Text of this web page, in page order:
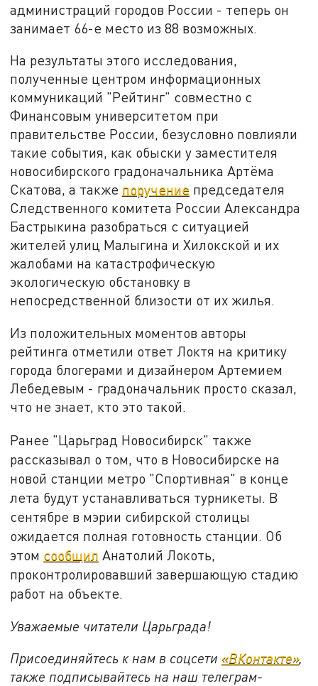
администраций городов России - теперь он
занимает 66-е место из 88 возможных.
На результаты этого исследования,
полученные центром информационных
коммуникаций "Рейтинг" совместно с
Финансовым университетом при
правительстве России, безусловно повлияли
такие события, как обыски у заместителя
новосибирского градоначальника Артёма
Скатова, а также поручение председателя
Следственного комитета России Александра
Бастрыкина разобраться с ситуацией
жителей улиц Малыгина и Хилокской и их
жалобами на катастрофическую
экологическую обстановку в
непосредственной близости от их жилья.
Из положительных моментов авторы
рейтинга отметили ответ Локтя на критику
города блогерами и дизайнером Артемием
Лебедевым - градоначальник просто сказал,
что не знает, кто это такой.
Ранее "Царьград Новосибирск" также
рассказывал о том, что в Новосибирске на
новой станции метро "Спортивная" в конце
лета будут устанавливаться турникеты. В
сентябре в мэрии сибирской столицы
ожидается полная готовность станции. Об
этом сообщил Анатолий Локоть,
проконтролировавший завершающую стадию
работ на объекте.
Уважаемые читатели Царьграда!
Присоединяйтесь к нам в соцсети «ВКонтакте»,
также подписывайтесь на наш телеграм-